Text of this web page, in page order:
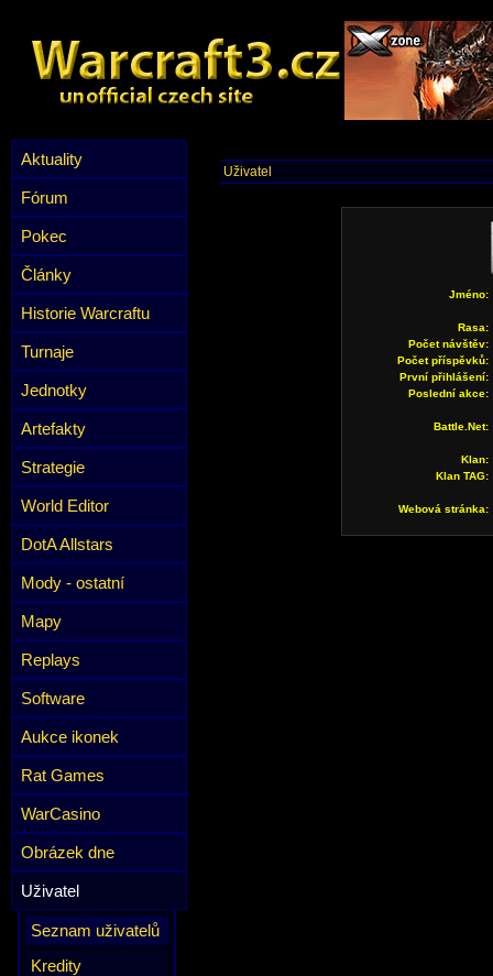
Aktuality
Fórum
Pokec
Články
Historie Warcraftu
Turnaje
Jednotky
Artefakty
Strategie
World Editor
DotA Allstars
Mody - ostatní
Mapy
Replays
Software
Aukce ikonek
Rat Games
WarCasino
Obrázek dne
Uživatel
Seznam uživatelů
Kredity
Uživatel
Jméno:
Rasa:
Počet návštěv:
Počet příspěvků:
První přihlášení:
Poslední akce:
Battle.Net:
Klan:
Klan TAG:
Webová stránka: